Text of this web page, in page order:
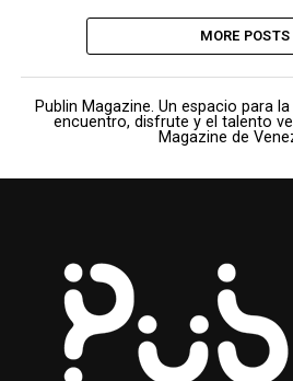
MORE POSTS
Publin Magazine. Un espacio para
encuentro, disfrute y el talento
Magazine de